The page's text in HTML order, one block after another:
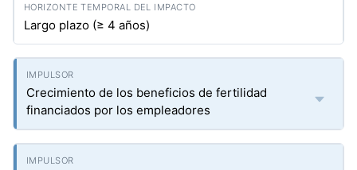
Largo plazo (≥ 4 años)
Crecimiento de los beneficios de fertilidad
financiados por los empleadores